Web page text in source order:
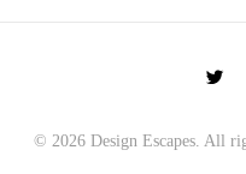
© 2026 Design Escapes. All